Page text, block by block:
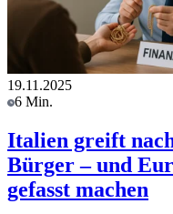
19.11.2025
6 Min.
Italien greift
Bürger – und
gefasst machen